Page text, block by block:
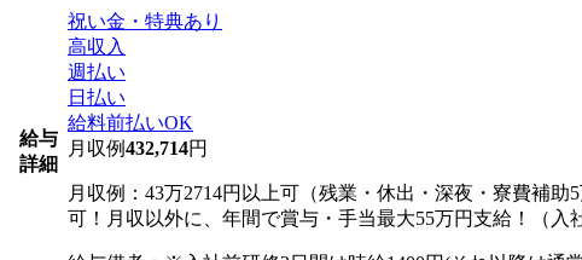
給与
詳細
祝い金・特典あり
高収入
週払い
日払い
給料前払いOK
月収例432,714円
月収例：43万2714円以上可（残業・休出・深夜・寮費補
可！月収以外に、年間で賞与・手当最大55万円支給！（入